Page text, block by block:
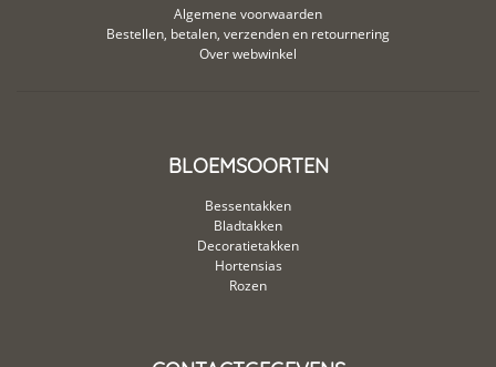
Algemene voorwaarden
Bestellen, betalen, verzenden en retournering
Over webwinkel
BLOEMSOORTEN
Bessentakken
Bladtakken
Decoratietakken
Hortensias
Rozen